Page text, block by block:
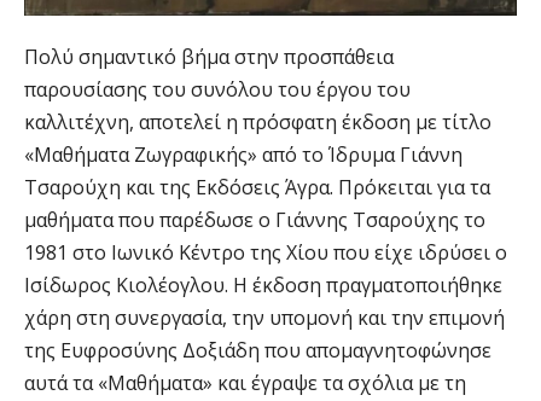
Πολύ σημαντικό βήμα στην προσπάθεια
παρουσίασης του συνόλου του έργου του
καλλιτέχνη, αποτελεί η πρόσφατη έκδοση με τίτλο
«Μαθήματα Ζωγραφικής» από το Ίδρυμα Γιάννη
Τσαρούχη και της Εκδόσεις Άγρα. Πρόκειται για τα
μαθήματα που παρέδωσε ο Γιάννης Τσαρούχης το
1981 στο Ιωνικό Κέντρο της Χίου που είχε ιδρύσει ο
Ισίδωρος Κιολέογλου. Η έκδοση πραγματοποιήθηκε
χάρη στη συνεργασία, την υπομονή και την επιμονή
της Ευφροσύνης Δοξιάδη που απομαγνητοφώνησε
αυτά τα «Μαθήματα» και έγραψε τα σχόλια με τη